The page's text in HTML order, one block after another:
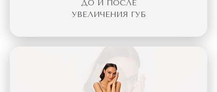
ДО И ПОСЛЕ
УВЕЛИЧЕНИЯ ГУБ